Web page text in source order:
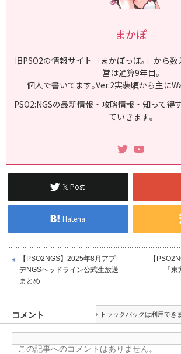
まかぽ
旧PSO2の情報サイト「まかぽっぽ｡」から
営は通算9年目｡
個人で書いてます｡Ver.2実装頃から主に
PSO2:NGSの最新情報・攻略情報・知って得
ていきます｡
𝕏 Post
Hatena
【PSO2NGS】2025年8月アプ
デNGSヘッドライン公式生放送
まとめ
【
「
コメント トラックバックは利用でき
この記事へのコメントはありません。